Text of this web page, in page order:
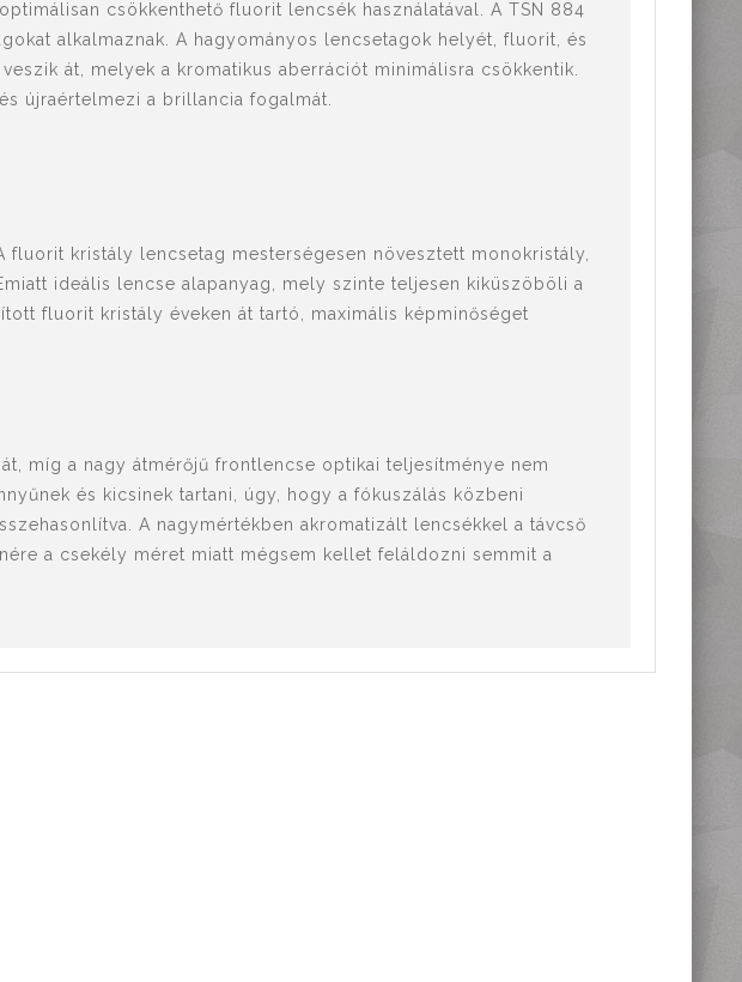
csökkenthető fluorit lencsék használatával. A TSN 884
alkalmaznak. A hagyományos lencsetagok helyét, fluorit, és
át, melyek a kromatikus aberrációt minimálisra csökkentik.
újraértelmezi a brillancia fogalmát.
kristály lencsetag mesterségesen növesztett monokristály,
ideális lencse alapanyag, mely szinte teljesen kiküszöböli a
fluorit kristály éveken át tartó, maximális képminőséget
míg a nagy átmérőjű frontlencse optikai teljesítménye nem
és kicsinek tartani, úgy, hogy a fókuszálás közbeni
A nagymértékben akromatizált lencsékkel a távcső
a csekély méret miatt mégsem kellet feláldozni semmit a